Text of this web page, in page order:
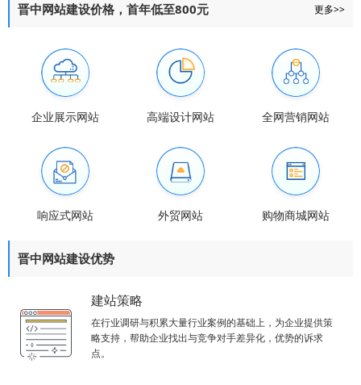
晋中网站建设价格，首年低至800元 更多>>
企业展示网站 高端设计网站 全网营销网站
响应式网站 外贸网站 购物商城网站
晋中网站建设优势
建站策略
在行业调研与积累大量行业案例的基础上，为企业提供策
略支持，帮助企业找出与竞争对手差异化，优势的诉求
点。